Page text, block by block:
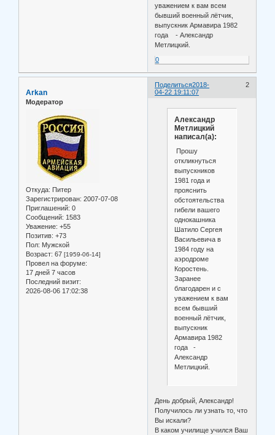
уважением к вам всем
бывший военный лётчик,
выпускник Армавира 1982
года - Александр
Метлицкий.
0
Поделиться 2
2018-
04-22 19:11:07
Arkan
Модератор
Откуда: Питер
Зарегистрирован: 2007-07-08
Приглашений: 0
Сообщений: 1583
Уважение: +55
Позитив: +73
Пол: Мужской
Возраст: 67 [1959-06-14]
Провел на форуме:
17 дней 7 часов
Последний визит:
2026-08-06 17:02:38
Александр
Метлицкий
написал(а):
Прошу
откликнуться
выпускников
1981 года и
прояснить
обстоятельства
гибели вашего
однокашника
Шатило Сергея
Васильевича в
1984 году на
аэродроме
Коростень.
Заранее
благодарен и с
уважением к вам
всем бывший
военный лётчик,
выпускник
Армавира 1982
года -
Александр
Метлицкий.
День добрый, Александр!
Получилось ли узнать то, что
Вы искали?
В каком училище учился Ваш